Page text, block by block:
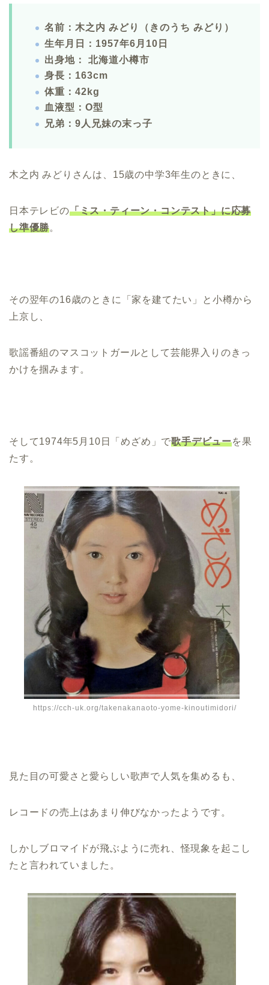
名前：木之内 みどり（きのうち みどり）
生年月日：1957年6月10日
出身地： 北海道小樽市
身長：163cm
体重：42kg
血液型：O型
兄弟：9人兄妹の末っ子
木之内 みどりさんは、15歳の中学3年生のときに、
日本テレビの「ミス・ティーン・コンテスト」に応募
し準優勝。
その翌年の16歳のときに「家を建てたい」と小樽から
上京し、
歌謡番組のマスコットガールとして芸能界入りのきっ
かけを掴みます。
そして1974年5月10日「めざめ」で歌手デビューを果
たす。
https://cch-uk.org/takenakanaoto-yome-kinoutimidori/
見た目の可愛さと愛らしい歌声で人気を集めるも、
レコードの売上はあまり伸びなかったようです。
しかしブロマイドが飛ぶように売れ、怪現象を起こし
たと言われていました。